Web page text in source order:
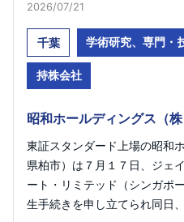
2026/07/21
千葉 学術研究、専門・
持株会社
昭和ホールディングス（株
東証スタンダード上場の昭和
県柏市）は７月１７日、ジェ
ート・リミテッド（シンガポ
生手続きを申し立てられ同日